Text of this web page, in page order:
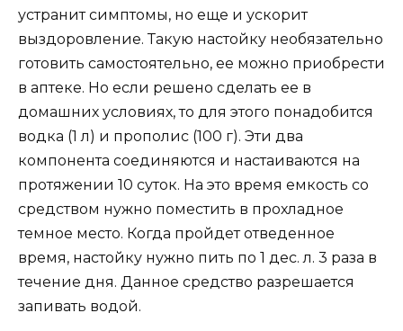
устранит симптомы, но еще и ускорит
выздоровление. Такую настойку необязательно
готовить самостоятельно, ее можно приобрести
в аптеке. Но если решено сделать ее в
домашних условиях, то для этого понадобится
водка (1 л) и прополис (100 г). Эти два
компонента соединяются и настаиваются на
протяжении 10 суток. На это время емкость со
средством нужно поместить в прохладное
темное место. Когда пройдет отведенное
время, настойку нужно пить по 1 дес. л. 3 раза в
течение дня. Данное средство разрешается
запивать водой.